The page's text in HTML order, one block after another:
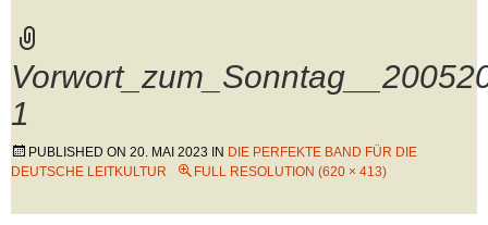
1
PUBLISHED ON 20. MAI 2023 IN DIE PERFEKTE BAND FÜR DIE
DEUTSCHE LEITKULTUR
FULL RESOLUTION (620 × 413)